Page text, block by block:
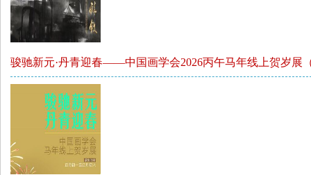
骏驰新元·丹青迎春——中国画学会2026丙午马年线上贺岁展